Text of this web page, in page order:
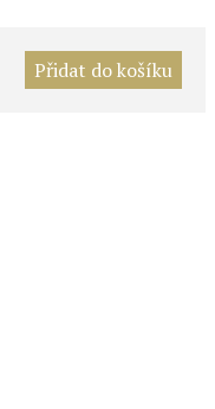
Přidat do košíku